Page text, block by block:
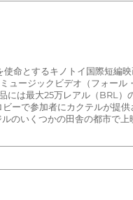
とするキノトイ国際短編映
ージックビデオ（フォール
は最大25万レアル（BRL）
ーで参加者にカクテルが提供
のいくつかの田舎の都市で上